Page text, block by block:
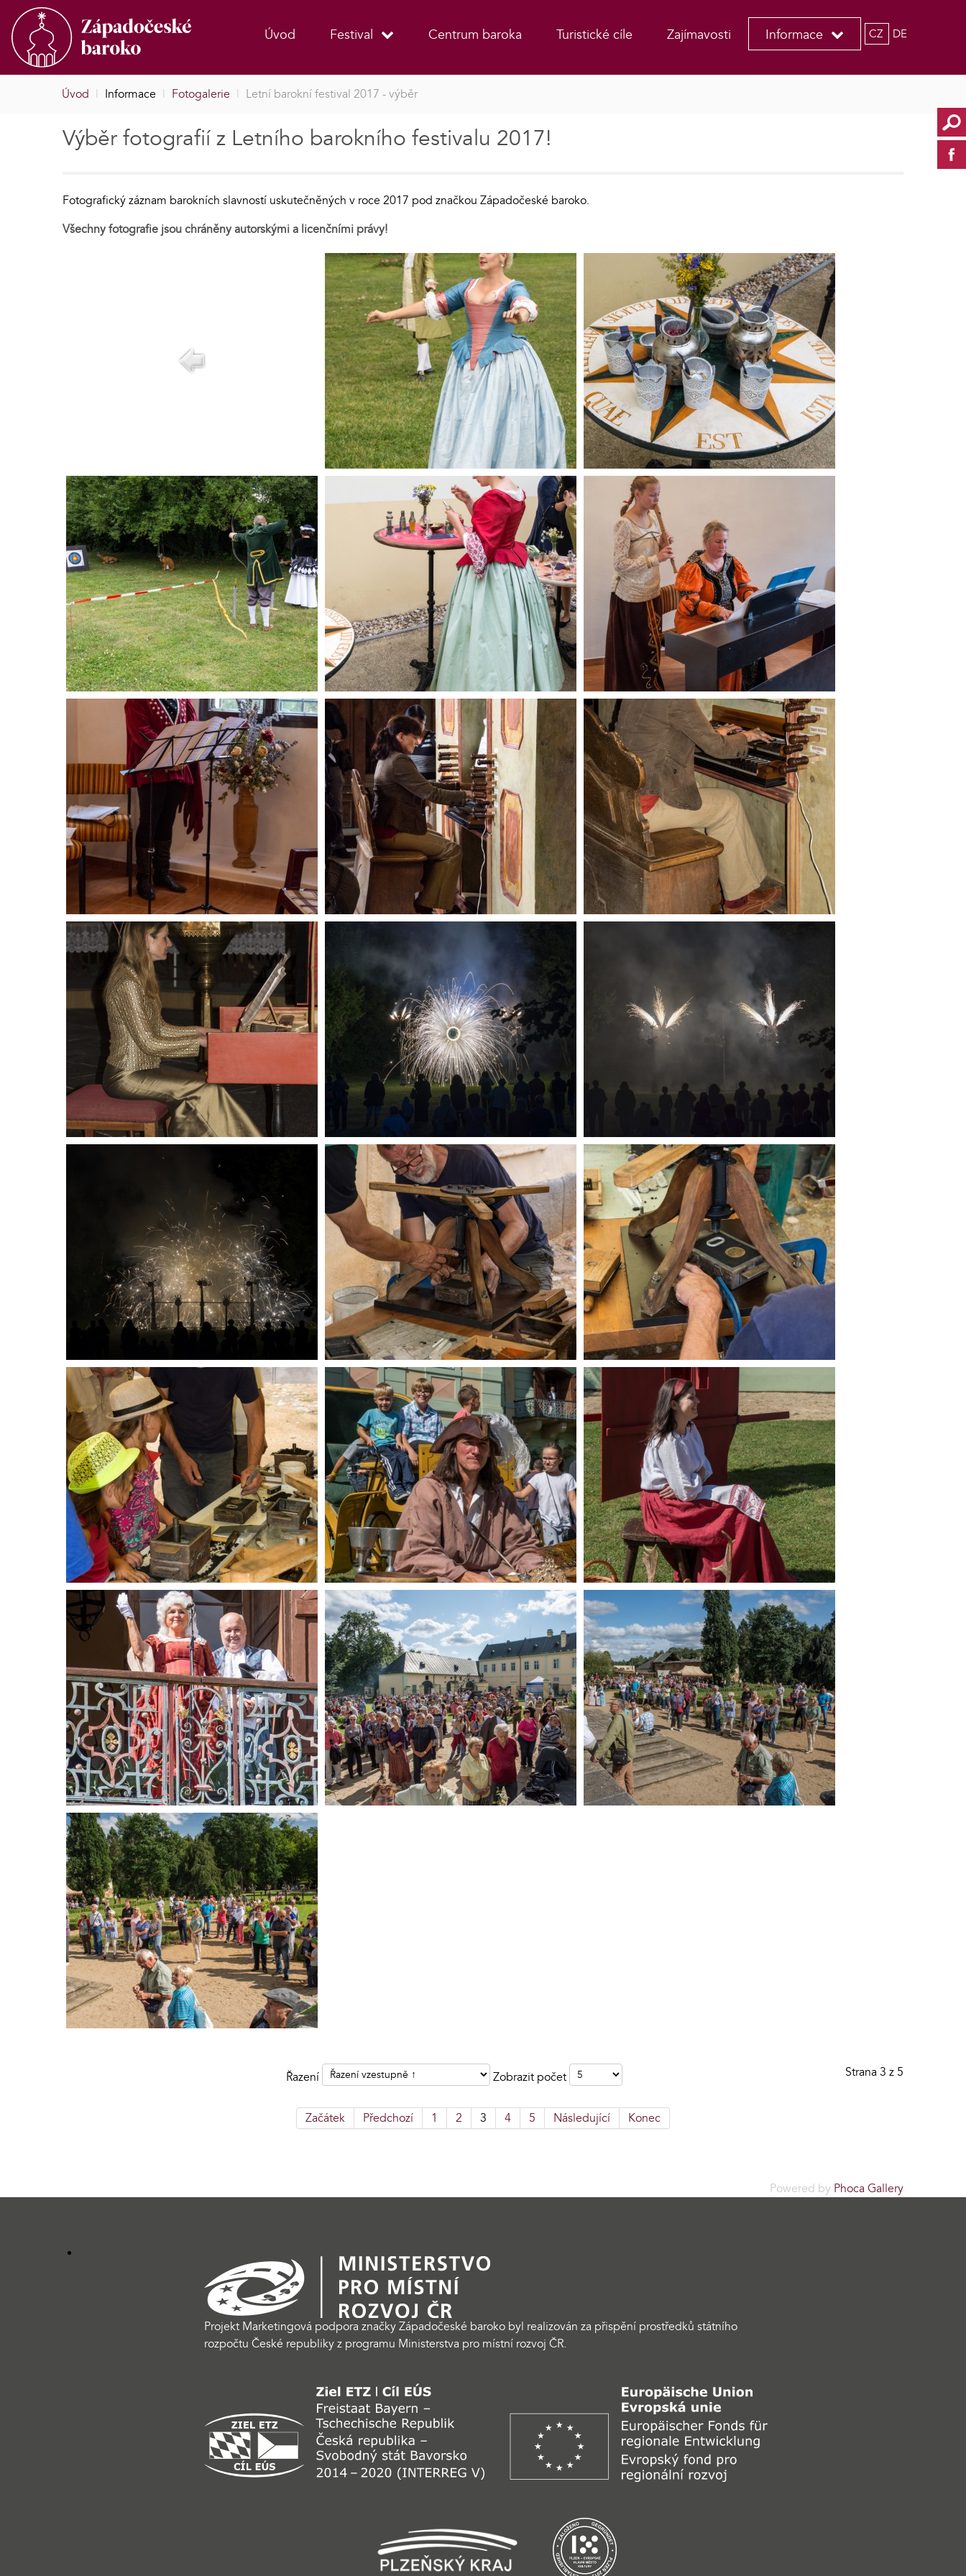
Úvod Festival Centrum baroka Turistické cíle Zajímavosti Informace CZ DE
Úvod | Informace | Fotogalerie | Letní barokní festival 2017 - výběr
Výběr fotografií z Letního barokního festivalu 2017!
Fotografický záznam barokních slavností uskutečněných v roce 2017 pod značkou Západočeské baroko.
Všechny fotografie jsou chráněny autorskými a licenčními právy!
Řazení Zobrazit počet Strana 3 z 5
Začátek Předchozí 1 2 3 4 5 Následující Konec
Powered by Phoca Gallery
Projekt Marketingová podpora značky Západočeské baroko byl realizován za přispění prostředků státního
rozpočtu České republiky z programu Ministerstva pro místní rozvoj ČR.